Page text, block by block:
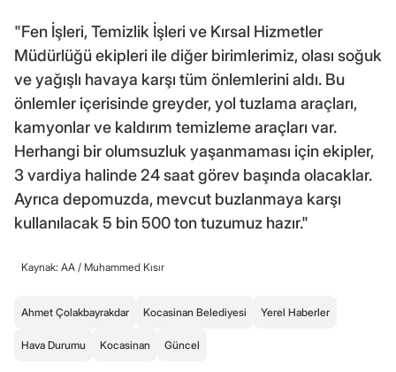
"Fen İşleri, Temizlik İşleri ve Kırsal Hizmetler
Müdürlüğü ekipleri ile diğer birimlerimiz, olası soğuk
ve yağışlı havaya karşı tüm önlemlerini aldı. Bu
önlemler içerisinde greyder, yol tuzlama araçları,
kamyonlar ve kaldırım temizleme araçları var.
Herhangi bir olumsuzluk yaşanmaması için ekipler,
3 vardiya halinde 24 saat görev başında olacaklar.
Ayrıca depomuzda, mevcut buzlanmaya karşı
kullanılacak 5 bin 500 ton tuzumuz hazır."
Kaynak: AA / Muhammed Kısır
Ahmet Çolakbayrakdar Kocasinan Belediyesi Yerel Haberler
Hava Durumu Kocasinan Güncel